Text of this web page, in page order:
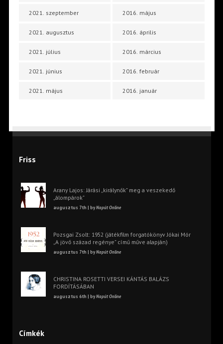
2021. szeptember
2021. augusztus
2021. július
2021. június
2021. május
2016. május
2016. április
2016. március
2016. február
2016. január
Friss
Arany Lajos: Járási „királynők” meg a veszekedő
„álompárok”
augusztus 7th | byNapút Online
Pozsgai Zsolt: 1952 (játékfilm forgatókönyv Jókai Mór
„A jövő század regénye” című műve alapján)
augusztus 7th | byNapút Online
CHRISTINA ROSETTI VERSEI KÁNTÁS BALÁZS
FORDÍTÁSÁBAN
augusztus 6th | byNapút Online
Címkék